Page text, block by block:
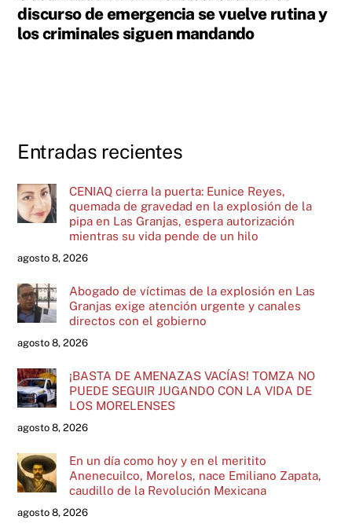
discurso de emergencia se vuelve rutina y
los criminales siguen mandando
Entradas recientes
CENIAQ cierra la puerta: Eunice Reyes,
quemada de gravedad en la explosión de la
pipa en Las Granjas, espera autorización
mientras su vida pende de un hilo
agosto 8, 2026
Abogado de víctimas de la explosión en Las
Granjas exige atención urgente y canales
directos con el gobierno
agosto 8, 2026
¡BASTA DE AMENAZAS VACÍAS! TOMZA NO
PUEDE SEGUIR JUGANDO CON LA VIDA DE
LOS MORELENSES
agosto 8, 2026
En un día como hoy y en el meritito
Anenecuilco, Morelos, nace Emiliano Zapata,
caudillo de la Revolución Mexicana
agosto 8, 2026